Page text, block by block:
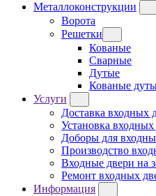
Металлоконструкции
Ворота
Решетки
Кованые
Сварные
Дутые
Кованые
Услуги
Доставка входных
Установка входных
Доборы для
Производство
Входные двери на
Ремонт входных
Информация